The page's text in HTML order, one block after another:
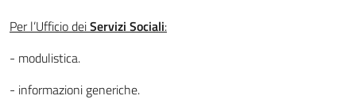
Per l’Ufficio deiServizi Sociali:
- modulistica.
- informazioni generiche.